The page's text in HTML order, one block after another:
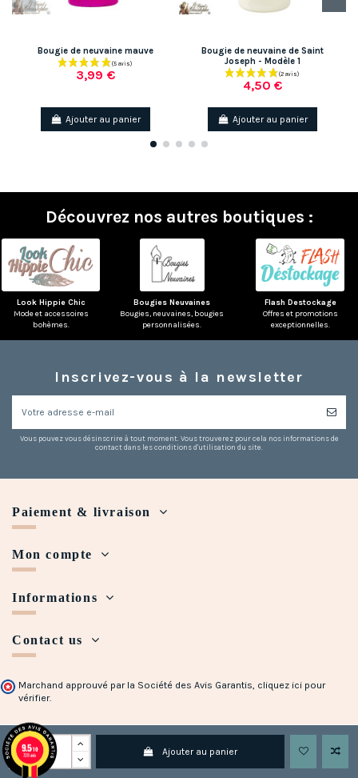
Ajouter au panier
Bougie de neuvaine mauve
3,99 €
Ajouter au panier
Bougie de neuvaine de Saint
Joseph - Modèle 1
4,50 €
Ajouter au panier
Découvrez nos autres boutiques :
Look Hippie Chic
Mode et accessoires
bohèmes.
Bougies Neuvaines
Bougies, neuvaines, bougies
personnalisées.
Flash Destockage
Offres et promotions
exceptionnelles.
Inscrivez-vous à la newsletter
Vous pouvez vous désinscrire à tout moment. Vous trouverez pour cela nos informations de
contact dans les conditions d'utilisation du site.
Paiement & livraison
Mon compte
Informations
Contact us
Marchand approuvé par la Société des Avis Garantis, cliquez ici pour
vérifier.
Copyright © 2018 - 2023 Maison Halleux. Developed with
9.5/10
728 avis